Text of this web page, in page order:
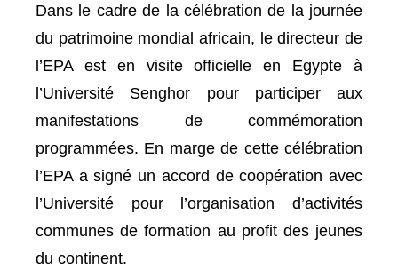
Dans le cadre de la célébration de la journée
du patrimoine mondial africain, le directeur de
l’EPA est en visite officielle en Egypte à
l’Université Senghor pour participer aux
manifestations de commémoration
programmées. En marge de cette célébration
l’EPA a signé un accord de coopération avec
l’Université pour l’organisation d’activités
communes de formation au profit des jeunes
du continent.